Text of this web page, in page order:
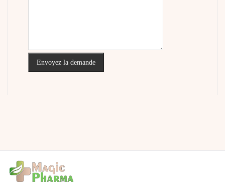
Envoyez la demande